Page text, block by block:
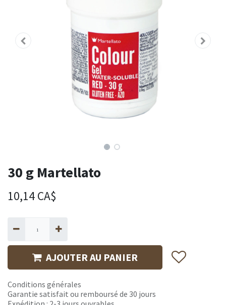
30 g Martellato
10,14 CA$
AJOUTER AU PANIER
Conditions générales
Garantie satisfait ou remboursé de 30 jours